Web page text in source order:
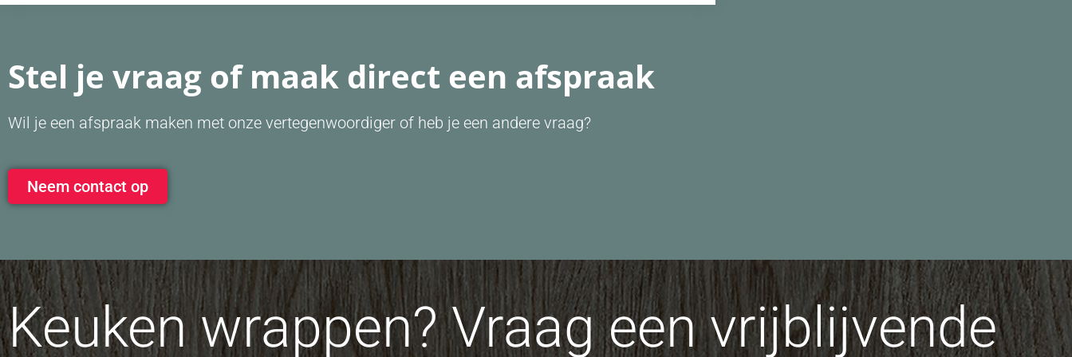
Stel je vraag of maak direct een afspraak
Wil je een afspraak maken met onze vertegenwoordiger of heb je een andere vraag?
Neem contact op
Keuken wrappen? Vraag een vrijblijvende